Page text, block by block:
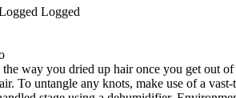
Logged
way you dried up hair once you get out
To untangle any knots, make use of a